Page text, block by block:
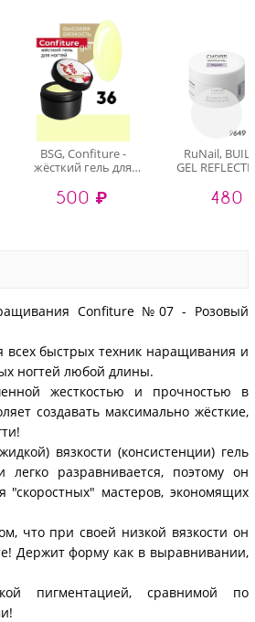
BSG, Confiture -
жёсткий гель для
(высокая вязкость),
13 гр
500 ₽
RuNail,
GEL
гель
480
Confiture №07 - Розовый
всех быстрых техник наращивания и
ногтей любой длины.
жесткостью и прочностью в
создавать максимально жёсткие,
вязкости (консистенции) гель
легко разравнивается, поэтому он
"скоростных" мастеров, экономящих
что при своей низкой вязкости он
Держит форму как в выравнивании,
пигментацией, сравнимой по